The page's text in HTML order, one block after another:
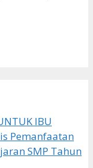
IBU
Pemanfaatan
SMP Tahun